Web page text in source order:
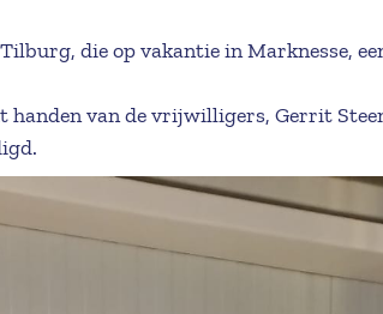
die op vakantie in Marknesse,
van de vrijwilligers, Gerrit